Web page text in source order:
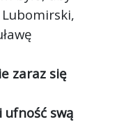
zaraz się
ufność swą